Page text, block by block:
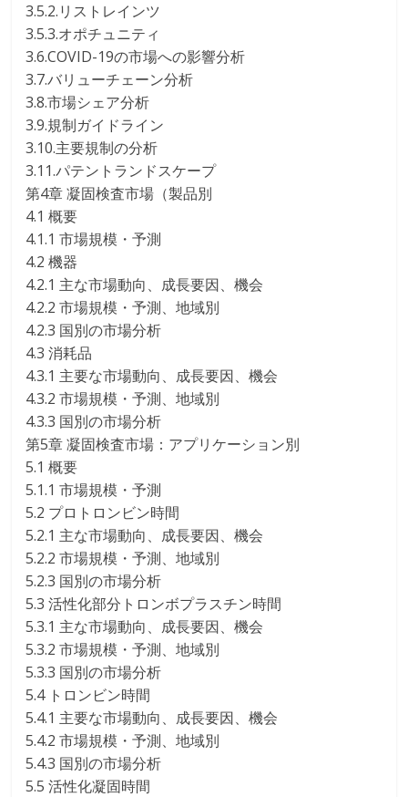
3.5.2.リストレインツ
3.5.3.オポチュニティ
3.6.COVID-19の市場への影響分析
3.7.バリューチェーン分析
3.8.市場シェア分析
3.9.規制ガイドライン
3.10.主要規制の分析
3.11.パテントランドスケープ
第4章 凝固検査市場（製品別
4.1 概要
4.1.1 市場規模・予測
4.2 機器
4.2.1 主な市場動向、成長要因、機会
4.2.2 市場規模・予測、地域別
4.2.3 国別の市場分析
4.3 消耗品
4.3.1 主要な市場動向、成長要因、機会
4.3.2 市場規模・予測、地域別
4.3.3 国別の市場分析
第5章 凝固検査市場：アプリケーション別
5.1 概要
5.1.1 市場規模・予測
5.2 プロトロンビン時間
5.2.1 主な市場動向、成長要因、機会
5.2.2 市場規模・予測、地域別
5.2.3 国別の市場分析
5.3 活性化部分トロンボプラスチン時間
5.3.1 主な市場動向、成長要因、機会
5.3.2 市場規模・予測、地域別
5.3.3 国別の市場分析
5.4 トロンビン時間
5.4.1 主要な市場動向、成長要因、機会
5.4.2 市場規模・予測、地域別
5.4.3 国別の市場分析
5.5 活性化凝固時間